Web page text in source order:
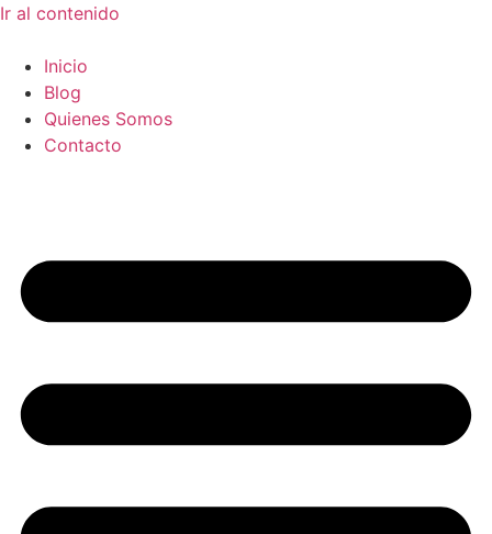
Ir al contenido
Inicio
Blog
Quienes Somos
Contacto